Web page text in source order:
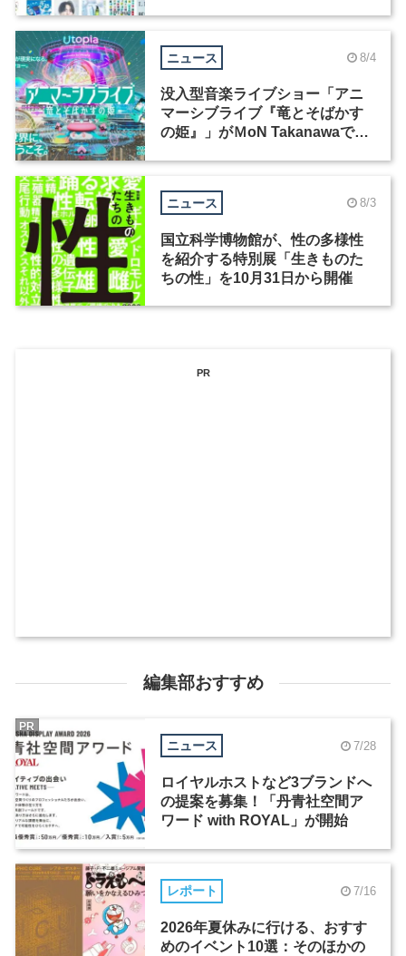
ニュース 8/4
没入型音楽ライブショー「アニ
マーシブライブ『竜とそばかす
の姫』」がＭoN Takanawaで開
ニュース 8/3
国立科学博物館が、性の多様性
を紹介する特別展「生きものた
ちの性」を10月31日から開催
PR
編集部おすすめ
ニュース 7/28
ロイヤルホストなど3ブランドへ
の提案を募集！「丹青社空間ア
ワード with ROYAL」が開始
PR
レポート 7/16
2026年夏休みに行ける、おすす
めのイベント10選：そのほかの